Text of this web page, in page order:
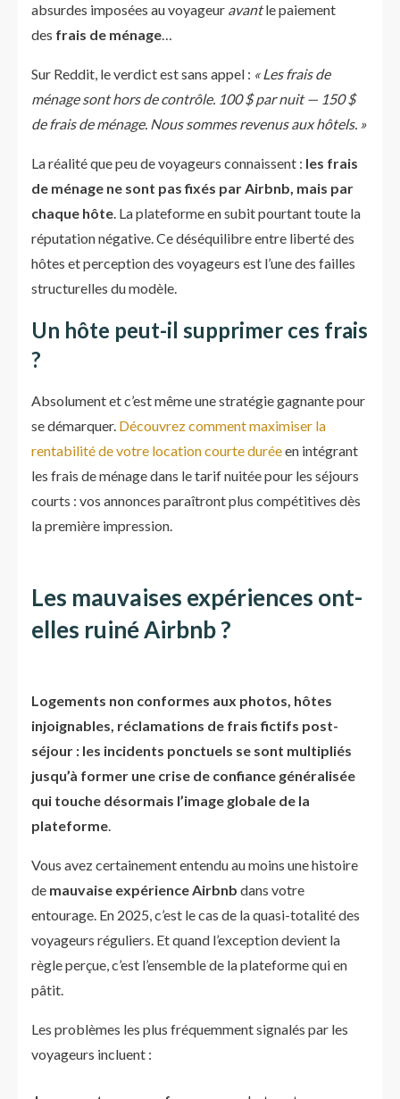
absurdes imposées au voyageur avantle paiement
des frais de ménage…
Sur Reddit, le verdict est sans appel : « Les frais de
ménage sont hors de contrôle. 100 $ par nuit — 150 $
de frais de ménage. Nous sommes revenus aux hôtels. »
La réalité que peu de voyageurs connaissent : les frais
de ménage ne sont pas fixés par Airbnb, mais par
chaque hôte. La plateforme en subit pourtant toute la
réputation négative. Ce déséquilibre entre liberté des
hôtes et perception des voyageurs est l’une des failles
structurelles du modèle.
Un hôte peut-il supprimer ces frais
?
Absolument et c’est même une stratégie gagnante pour
se démarquer. Découvrez comment maximiser la
rentabilité de votre location courte duréeen intégrant
les frais de ménage dans le tarif nuitée pour les séjours
courts : vos annonces paraîtront plus compétitives dès
la première impression.
Les mauvaises expériences ont-
elles ruiné Airbnb ?
Logements non conformes aux photos, hôtes
injoignables, réclamations de frais fictifs post-
séjour : les incidents ponctuels se sont multipliés
jusqu’à former une crise de confiance généralisée
qui touche désormais l’image globale de la
plateforme.
Vous avez certainement entendu au moins une histoire
de mauvaise expérience Airbnb dans votre
entourage. En 2025, c’est le cas de la quasi-totalité des
voyageurs réguliers. Et quand l’exception devient la
règle perçue, c’est l’ensemble de la plateforme qui en
pâtit.
Les problèmes les plus fréquemment signalés par les
voyageurs incluent :